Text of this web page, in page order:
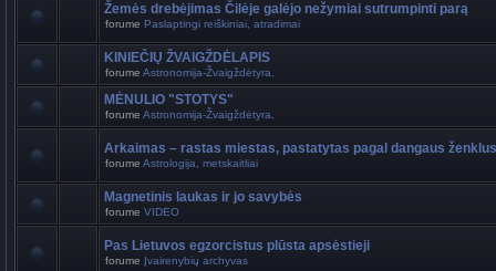
Žemės drebėjimas Čilėje galėjo nežymiai sutrumpinti parą
forume Paslaptingi reiškiniai, atradimai
KINIEČIŲ ŽVAIGŽDĖLAPIS
forume Astronomija-Žvaigždėtyra,
MĖNULIO "STOTYS"
forume Astronomija-Žvaigždėtyra,
Arkaimas – rastas miestas, pastatytas pagal dangaus ženklus
forume Astrologija, metskaitliai
Magnetinis laukas ir jo savybės
forume VIDEO
Pas Lietuvos egzorcistus plūsta apsėstieji
forume Įvairenybių archyvas